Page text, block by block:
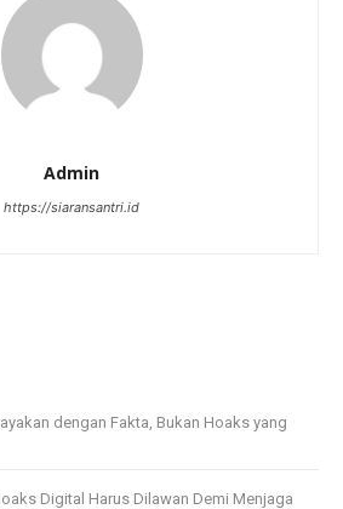
Admin
https://siaransantri.id
dengan Fakta, Bukan Hoaks yang
Digital Harus Dilawan Demi Menjaga